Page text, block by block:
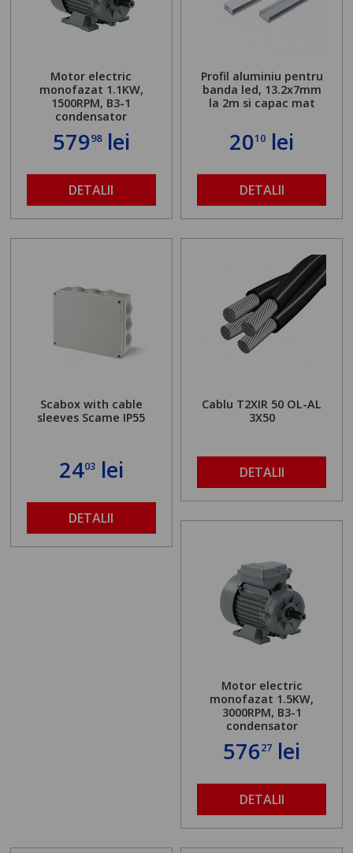
Motor electric
monofazat 1.1KW,
1500RPM, B3-1
condensator
57998lei
DETALII
Profil aluminiu pentru
banda led, 13.2x7mm
la 2m si capac mat
2010 lei
DETALII
Scabox with cable
sleeves Scame IP55
2403lei
DETALII
Cablu T2XIR 50 OL-AL
3X50
DETALII
Motor electric
monofazat 1.5KW,
3000RPM, B3-1
condensator
57627 lei
DETALII